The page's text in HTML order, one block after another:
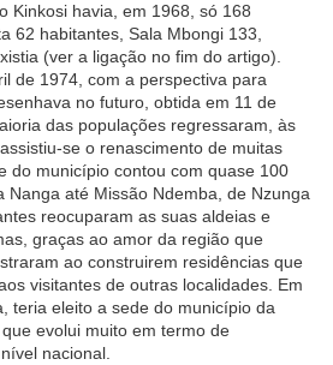
Kinkosi havia, em 1968, só 168
62 habitantes, Sala Mbongi 133,
(ver a ligação no fim do artigo).
de 1974, com a perspectiva para
no futuro, obtida em 11 de
das populações regressaram, às
se o renascimento de muitas
do município contou com quase 100
Nanga até Missão Ndemba, de Nzunga
reocuparam as suas aldeias e
graças ao amor da região que
ao construirem residências que
visitantes de outras localidades. Em
teria eleito a sede do município da
evolui muito em termo de
nacional.